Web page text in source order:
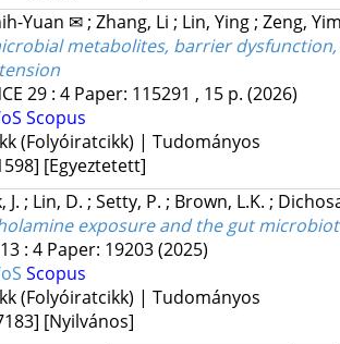
Yuan ✉; Zhang, Li ; Lin, Ying; Zeng,
metabolites, barrier
29: 4 Paper: 115291 , 15 p. (2026)
Scopus
(Folyóiratcikk) | Tudományos
[Egyeztetett]
J. ; Lin, D. ; Setty, P. ; Brown, L.K. ;
exposure and the gut
13: 4 Paper: 19203(2025)
Scopus
(Folyóiratcikk) | Tudományos
[Nyilvános]